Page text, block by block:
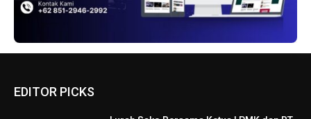
EDITOR PICKS